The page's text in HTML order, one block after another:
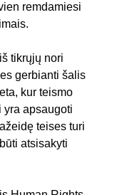
remdamiesi
tikrųjų nori
gerbianti šalis
kur teismo
yra apsaugoti
teises turi
atsisakyti